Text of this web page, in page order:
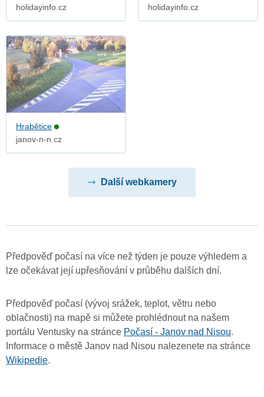
holidayinfo.cz
holidayinfo.cz
Hrabětice
janov-n-n.cz
Další webkamery
Předpověď počasí na více než týden je pouze výhledem a
lze očekávat její upřesňování v průběhu dalších dní.
Předpověď počasí (vývoj srážek, teplot, větru nebo
oblačnosti) na mapě si můžete prohlédnout na našem
portálu Ventusky na stránce Počasí - Janov nad Nisou.
Informace o městě Janov nad Nisou nalezenete na stránce
Wikipedie.